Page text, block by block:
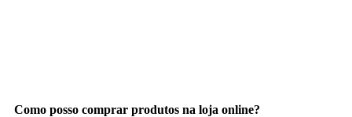
Como posso comprar produtos na loja online?